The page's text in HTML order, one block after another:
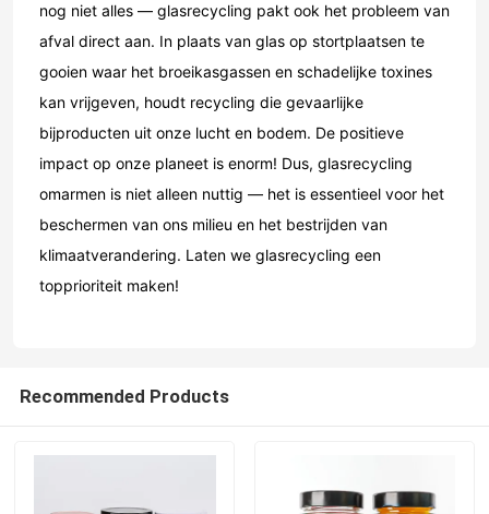
nog niet alles — glasrecycling pakt ook het probleem van
afval direct aan. In plaats van glas op stortplaatsen te
gooien waar het broeikasgassen en schadelijke toxines
kan vrijgeven, houdt recycling die gevaarlijke
bijproducten uit onze lucht en bodem. De positieve
impact op onze planeet is enorm! Dus, glasrecycling
omarmen is niet alleen nuttig — het is essentieel voor het
beschermen van ons milieu en het bestrijden van
klimaatverandering. Laten we glasrecycling een
topprioriteit maken!
Recommended Products